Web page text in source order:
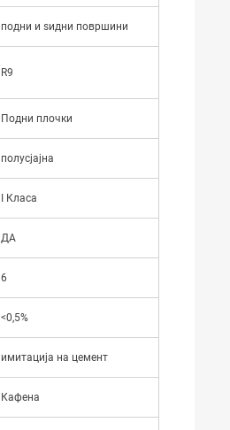
подни и ѕидни површини
R9
Подни плочки
полусјајна
I Класа
ДА
6
<0,5%
имитација на цемент
Кафена